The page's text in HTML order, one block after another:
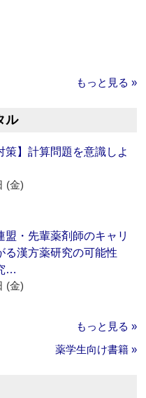
もっと見る »
ル
策】計算問題を意識しよ
(金)
盟・先輩薬剤師のキャリ
る漢方薬研究の可能性
…
(金)
もっと見る »
薬学生向け書籍 »